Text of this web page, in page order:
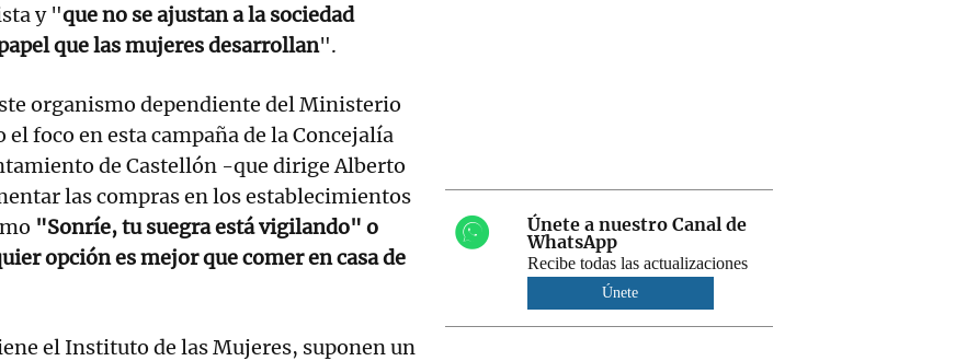
y "que no se ajustan a la sociedad
que las mujeres desarrollan".
organismo dependiente del Ministerio
el foco en esta campaña de la Concejalía
de Castellón -que dirige Alberto
las compras en los establecimientos
"Sonríe, tu suegra está vigilando" o
opción es mejor que comer en casa de
el Instituto de las Mujeres, suponen un
Únete a nuestro Canal de
WhatsApp
Recibe todas las actualizaciones
Únete